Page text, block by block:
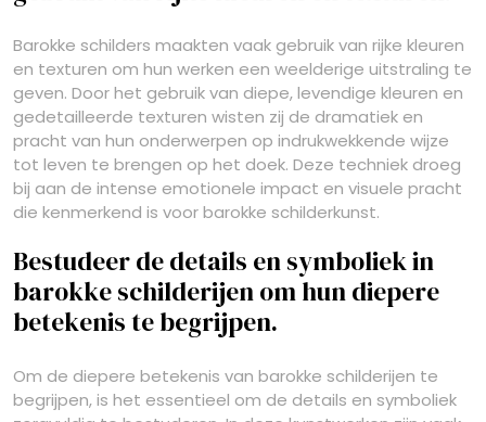
Barokke schilders maakten vaak gebruik van rijke kleuren
en texturen om hun werken een weelderige uitstraling te
geven. Door het gebruik van diepe, levendige kleuren en
gedetailleerde texturen wisten zij de dramatiek en
pracht van hun onderwerpen op indrukwekkende wijze
tot leven te brengen op het doek. Deze techniek droeg
bij aan de intense emotionele impact en visuele pracht
die kenmerkend is voor barokke schilderkunst.
Bestudeer de details en symboliek in
barokke schilderijen om hun diepere
betekenis te begrijpen.
Om de diepere betekenis van barokke schilderijen te
begrijpen, is het essentieel om de details en symboliek